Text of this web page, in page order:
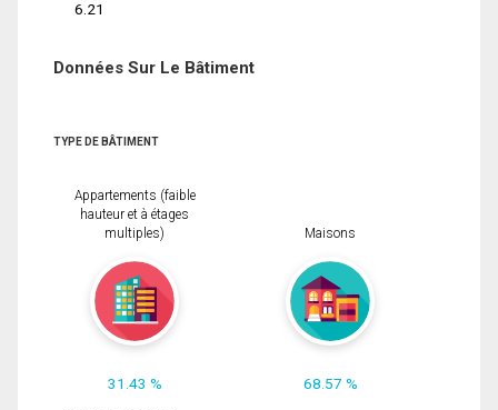
6.21
Données Sur Le Bâtiment
TYPE DE BÂTIMENT
Appartements (faible
hauteur et à étages
multiples)
31.43 %
Maisons
68.57 %